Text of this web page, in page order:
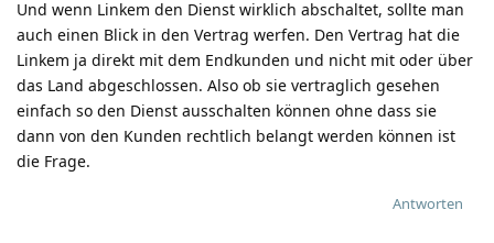
Und wenn Linkem den Dienst wirklich abschaltet, sollte man
auch einen Blick in den Vertrag werfen. Den Vertrag hat die
Linkem ja direkt mit dem Endkunden und nicht mit oder über
das Land abgeschlossen. Also ob sie vertraglich gesehen
einfach so den Dienst ausschalten können ohne dass sie
dann von den Kunden rechtlich belangt werden können ist
die Frage.
Antworten